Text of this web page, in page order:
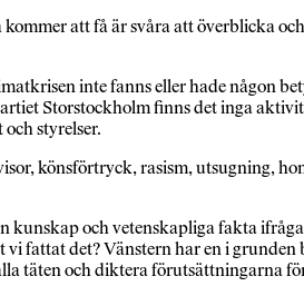
att få är svåra att överblicka
inte fanns eller hade någon
Storstockholm finns det inga
styrelser.
könsförtryck, rasism, utsugning,
kunskap och vetenskapliga fakta
fattat det? Vänstern har en i
täten och diktera förutsättningarna